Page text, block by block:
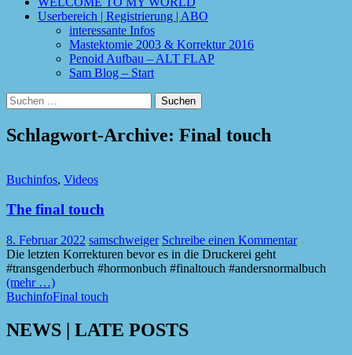
Userbereich | Registrierung | ABO
interessante Infos
Mastektomie 2003 & Korrektur 2016
Penoid Aufbau – ALT FLAP
Sam Blog – Start
Suchen
nach:
Schlagwort-Archive: Final touch
Buchinfos, Videos
The final touch
8. Februar 2022 samschweiger Schreibe einen Kommentar
Die letzten Korrekturen bevor es in die Druckerei geht
#transgenderbuch #hormonbuch #finaltouch #andersnormalbuch
(mehr …)
BuchinfoFinal touch
NEWS | LATE POSTS